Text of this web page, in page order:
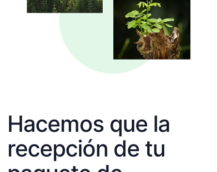
Hacemos que la
recepción de tu